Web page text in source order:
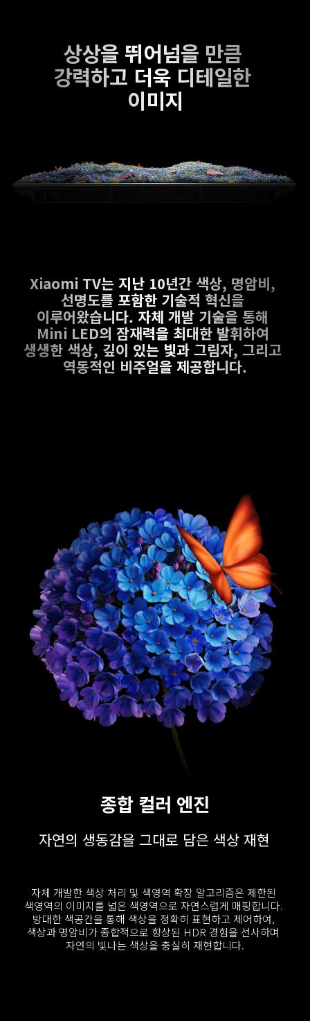
상상을 뛰어넘을 만큼
강력하고 더욱 디테일한
이미지
Xiaomi TV는 지난 10년간 색상, 명암비,
선명도를 포함한 기술적 혁신을
이루어왔습니다. 자체 개발 기술을 통해
Mini LED의 잠재력을 최대한 발휘하여
생생한 색상, 깊이 있는 빛과 그림자, 그리고
역동적인 비주얼을 제공합니다.
종합 컬러 엔진
자연의 생동감을 그대로 담은 색상 재현
자체 개발한 색상 처리 및 색영역 확장 알고리즘은 제한된
색영역의 이미지를 넓은 색영역으로 자연스럽게 매핑합니다.
방대한 색공간을 통해 색상을 정확히 표현하고 제어하여,
색상과 명암비가 종합적으로 향상된 HDR 경험을 선사하며
자연의 빛나는 색상을 충실히 재현합니다.